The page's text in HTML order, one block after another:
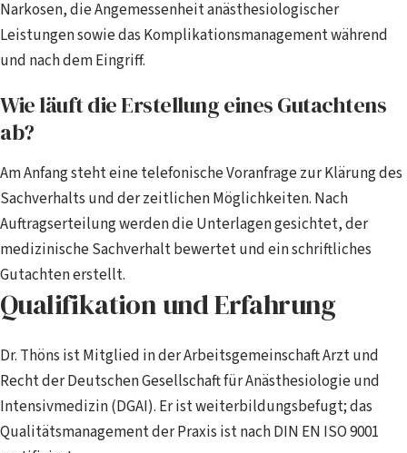
Narkosen, die Angemessenheit anästhesiologischer
Leistungen sowie das Komplikationsmanagement während
und nach dem Eingriff.
Wie läuft die Erstellung eines Gutachtens
ab?
Am Anfang steht eine telefonische Voranfrage zur Klärung des
Sachverhalts und der zeitlichen Möglichkeiten. Nach
Auftragserteilung werden die Unterlagen gesichtet, der
medizinische Sachverhalt bewertet und ein schriftliches
Gutachten erstellt.
Qualifikation und Erfahrung
Dr. Thöns ist Mitglied in der Arbeitsgemeinschaft Arzt und
Recht der Deutschen Gesellschaft für Anästhesiologie und
Intensivmedizin (DGAI). Er ist weiterbildungsbefugt; das
Qualitätsmanagement der Praxis ist nach DIN EN ISO 9001